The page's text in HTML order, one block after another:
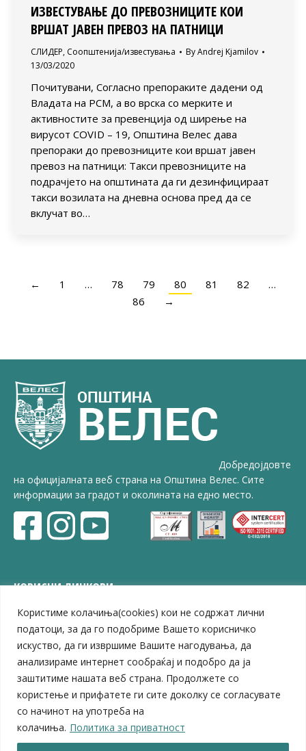
Користиме колачиња(cookies) кои не содржат лични
податоци, за да го подобриме Вашето корисничко
искуство, да ги извршиме Вашите нагодувања, да
анализираме интернет сообраќај и подобро да ја
заштитиме нашата веб страна. Продолжете со
користење и прифатете ги сите доколку се согласувате
со начинот на употреба на
колачиња. Политика за приватност
ИЗВЕСТУВАЊЕ ДО ПРЕВОЗНИЦИТЕ КОИ
ВРШАТ ЈАВЕН ПРЕВОЗ НА ПАТНИЦИ
СЛИДЕР, Соопштенија/известувања ByAndrej Kjamilov
13/03/2020
Почитувани, Согласно препораките дадени од
Владата на РСМ, а во врска со мерките и
активностите за превенција од ширење на
вирусот COVID – 19, Општина Велес дава
препораки до превозниците кои вршат јавен
превоз на патници: Такси превозниците на
подрачјето на општината да ги дезинфицираат
такси возилата на дневна основа пред да се
вклучат во…
← 1 … 78 79 80 81 82
…
86
→
Добредојдовте
на официјалната веб страна на Општина Велес. Сите
информации за градот и околината на едно место.
КОРИСНИ ЛИНКОВИ
ЗЕЛС – Заедница на единиците на локална самоуправа
Центар за развој на Вардарски плански регион
Јавно комунално претпријатие „Дервен“
ЈПССО „Парк – спорт и паркинзи“
ЛБ „Гоце Делчев“
ЛУ „Народен Музеј“
Влада на Република Северна Македонија
Собрание на Република Северна Македонија
Министерство за финансии